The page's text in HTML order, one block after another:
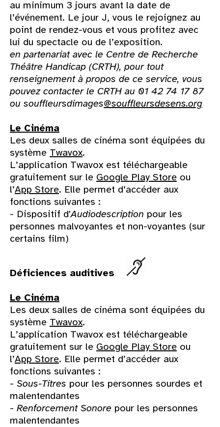
au minimum 3 jours avant la date de
l’événement. Le jour J, vous le rejoignez au
point de rendez-vous et vous profitez avec
lui du spectacle ou de l’exposition.
en partenariat avec le Centre de Recherche
Théâtre Handicap (CRTH), pour tout
renseignement à propos de ce service, vous
pouvez contacter le CRTH au 01 42 74 17 87
ou souffleursdimages@souffleursdesens.org
Le Cinéma
Les deux salles de cinéma sont équipées du
système Twavox.
L’application Twavox est téléchargeable
gratuitement sur le Google Play Store ou
l’App Store. Elle permet d’accéder aux
fonctions suivantes :
- Dispositif d'Audiodescription pour les
personnes malvoyantes et non-voyantes (sur
certains film)
Déficiences auditives
Le Cinéma
Les deux salles de cinéma sont équipées du
système Twavox.
L’application Twavox est téléchargeable
gratuitement sur le Google Play Store ou
l’App Store. Elle permet d’accéder aux
fonctions suivantes :
- Sous-Titres pour les personnes sourdes et
malentendantes
- Renforcement Sonore pour les personnes
malentendantes